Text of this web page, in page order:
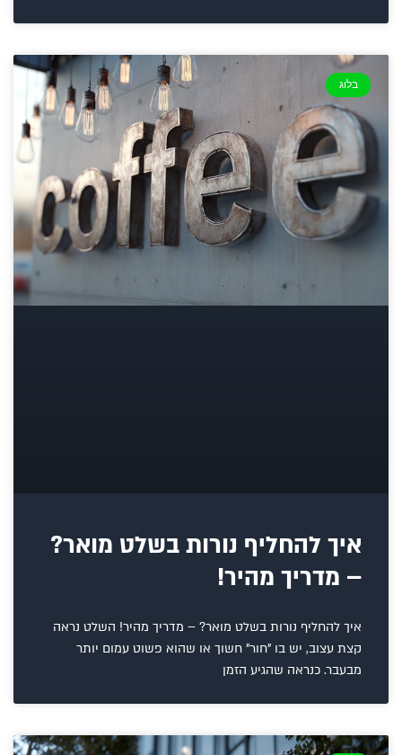
בלוג
איך להחליף נורות בשלט מואר?
– מדריך מהיר!
איך להחליף נורות בשלט מואר? – מדריך מהיר! השלט נראה
קצת עצוב, יש בו "חור" חשוך או שהוא פשוט עמום יותר
מבעבר. כנראה שהגיע הזמן